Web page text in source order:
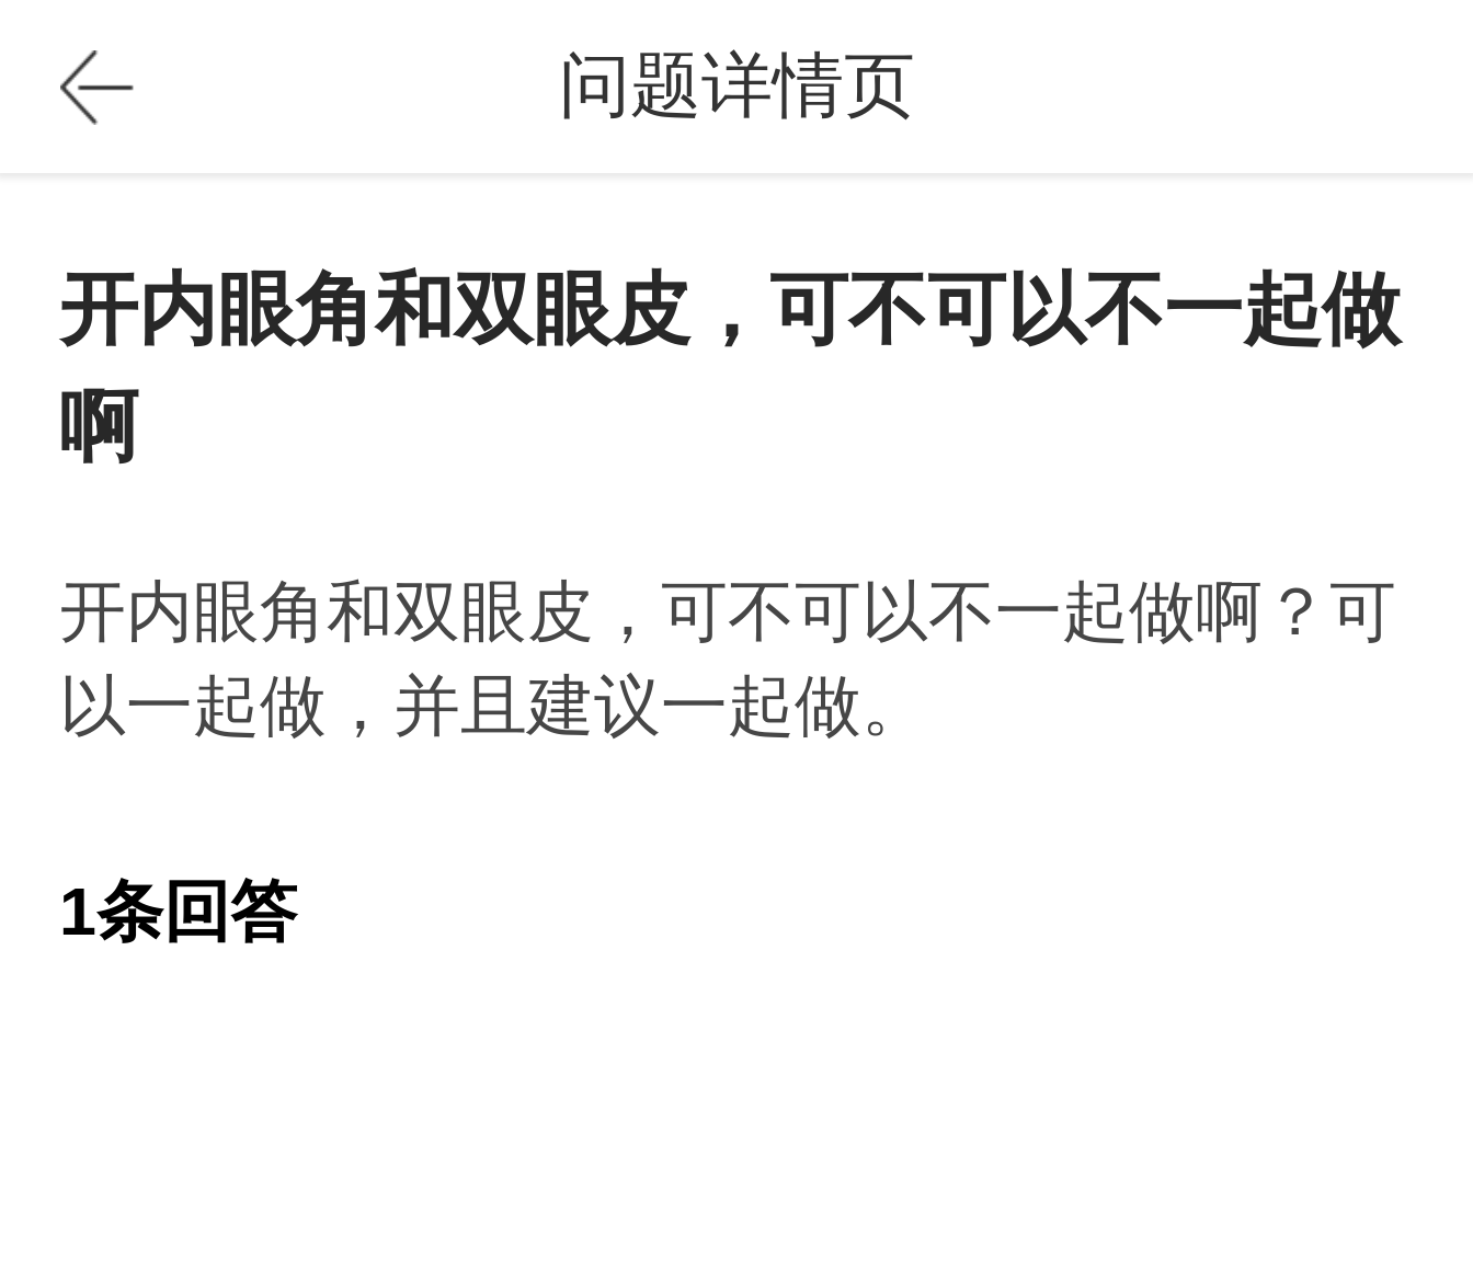
问题详情页
开内眼角和双眼皮，可不可以不一起做
啊
开内眼角和双眼皮，可不可以不一起做啊？可
以一起做，并且建议一起做。
1条回答